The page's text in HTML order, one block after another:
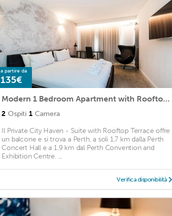
a partire da
135€
Modern 1 Bedroom Apartment with Rooftop Terrace
2 Ospiti 1 Camera
Il Private City Haven - Suite with Rooftop Terrace offre
un balcone e si trova a Perth, a soli 1,7 km dalla Perth
Concert Hall e a 1,9 km dal Perth Convention and
Exhibition Centre. ...
Verifica disponibilità